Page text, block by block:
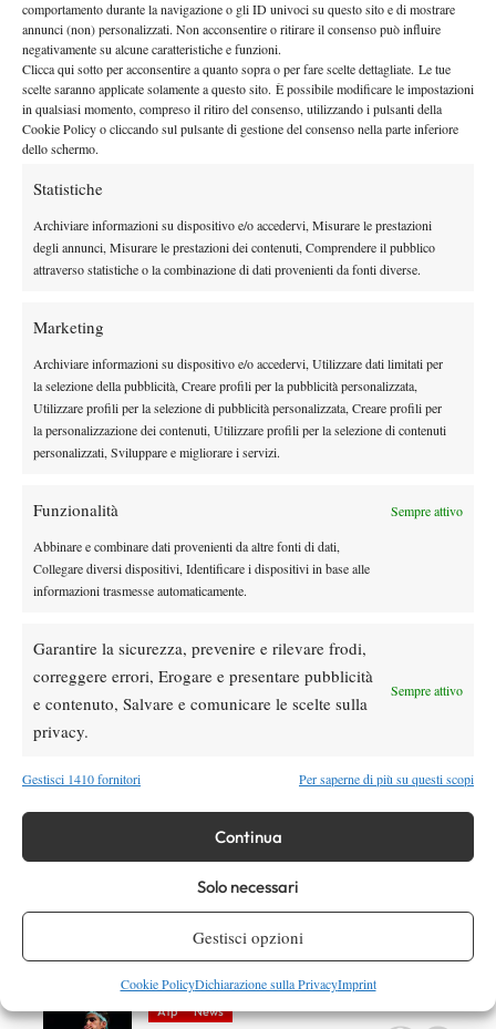
comportamento durante la navigazione o gli ID univoci su questo sito e di mostrare
annunci (non) personalizzati. Non acconsentire o ritirare il consenso può influire
negativamente su alcune caratteristiche e funzioni.
Clicca qui sotto per acconsentire a quanto sopra o per fare scelte dettagliate. Le tue
scelte saranno applicate solamente a questo sito. È possibile modificare le impostazioni
in qualsiasi momento, compreso il ritiro del consenso, utilizzando i pulsanti della
Cookie Policy o cliccando sul pulsante di gestione del consenso nella parte inferiore
dello schermo.
Statistiche
Archiviare informazioni su dispositivo e/o accedervi, Misurare le prestazioni
degli annunci, Misurare le prestazioni dei contenuti, Comprendere il pubblico
attraverso statistiche o la combinazione di dati provenienti da fonti diverse.
Marketing
Archiviare informazioni su dispositivo e/o accedervi, Utilizzare dati limitati per
la selezione della pubblicità, Creare profili per la pubblicità personalizzata,
Utilizzare profili per la selezione di pubblicità personalizzata, Creare profili per
la personalizzazione dei contenuti, Utilizzare profili per la selezione di contenuti
personalizzati, Sviluppare e migliorare i servizi.
Funzionalità Sempre attivo
Abbinare e combinare dati provenienti da altre fonti di dati,
Collegare diversi dispositivi, Identificare i dispositivi in base alle
informazioni trasmesse automaticamente.
Garantire la sicurezza, prevenire e rilevare frodi,
correggere errori, Erogare e presentare pubblicità
e contenuto, Salvare e comunicare le scelte sulla
privacy.
Sempre attivo
Gestisci 1410 fornitori Per saperne di più su questi scopi
Continua
Solo necessari
Gestisci opzioni
Cookie PolicyDichiarazione sulla PrivacyImprint
Alexia VIRGILI (ITA) (6) b. Gabrielle DESIMONE (USA) 6-1 6-
3
Mailen AUROUX (ARG) (5) Vs Federica DENTI (ITA) 6-2 6-3
Anastasia GRYMALSKA (ITA) Vs Rebecca ALESSI (ITA) 6-0 6-
0
(RUS) 6-4 6-2
Giulia GATTO-MONTICONE (ITA) defeated Madison
BRENGLE (USA) (3) 7-6(4) 6-3
Federica QUERCIA (ITA) (8) defeated Lisa WAGNER (AUT) 6-3
Martina TREVISAN (ITA) Vs Simona DOBRA (CZE) 2-6 7-6 6-
Nancy RUSTIGNOLI (ITA) defeated Francesca CAMPIGOTTO
(ITA) 6-1 6-1
Tereza MRDEZA (CRO) defeated Maria IRIGOYEN (ARG) (2) 6-
Nessun commento
connesso per inviare un commento.
Masters 1000 Cincinnati 2026: a che ora e
dove vedere il sorteggio del tabellone
giocherà lo US Open, forse non lo vedremo
Atp News